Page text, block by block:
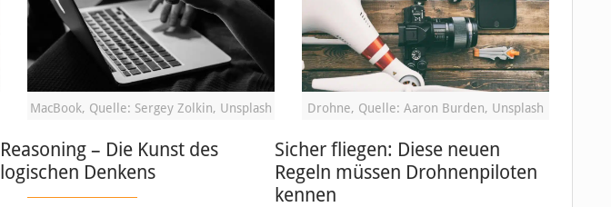
MacBook, Quelle: Sergey Zolkin, Unsplash
Reasoning – Die Kunst des
logischen Denkens
Drohne, Quelle: Aaron Burden, Unsplash
Sicher fliegen: Diese neuen
Regeln müssen Drohnenpiloten
kennen